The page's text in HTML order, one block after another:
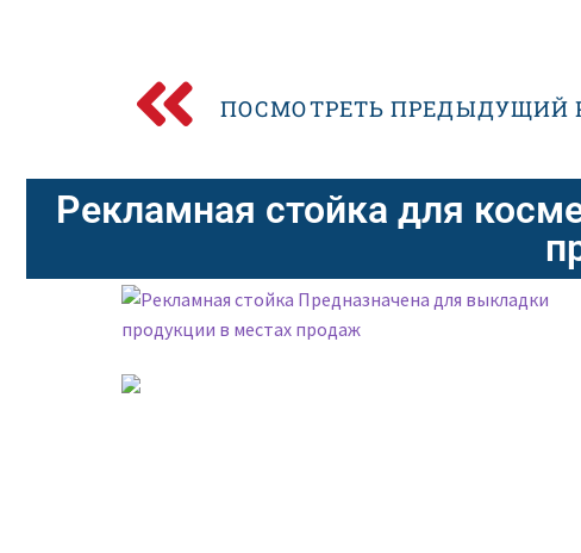
ПОСМОТРЕТЬ ПРЕДЫДУЩИЙ
Рекламная стойка для